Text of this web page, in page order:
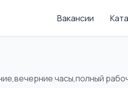
Вакансии
часы,полный